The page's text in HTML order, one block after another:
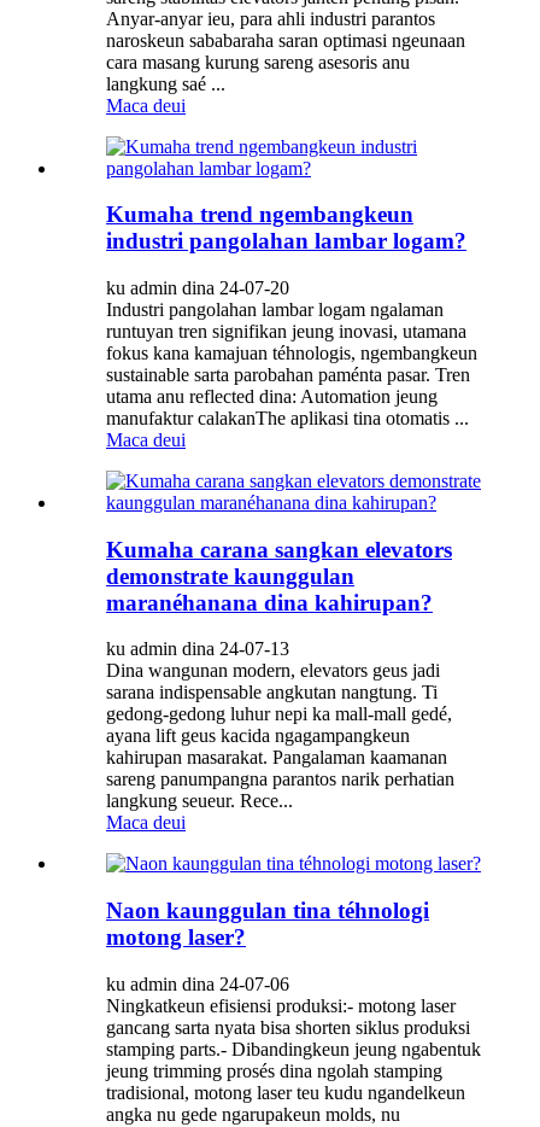
Anyar-anyar ieu, para ahli industri parantos
naroskeun sababaraha saran optimasi ngeunaan
cara masang kurung sareng asesoris anu
langkung saé ...
Maca deui
Kumaha trend ngembangkeun
industri pangolahan lambar logam?
ku admin dina 24-07-20
Industri pangolahan lambar logam ngalaman
runtuyan tren signifikan jeung inovasi, utamana
fokus kana kamajuan téhnologis, ngembangkeun
sustainable sarta parobahan paménta pasar. Tren
utama anu reflected dina: Automation jeung
manufaktur calakanThe aplikasi tina otomatis ...
Maca deui
Kumaha carana sangkan elevators
demonstrate kaunggulan
maranéhanana dina kahirupan?
ku admin dina 24-07-13
Dina wangunan modern, elevators geus jadi
sarana indispensable angkutan nangtung. Ti
gedong-gedong luhur nepi ka mall-mall gedé,
ayana lift geus kacida ngagampangkeun
kahirupan masarakat. Pangalaman kaamanan
sareng panumpangna parantos narik perhatian
langkung seueur. Rece...
Maca deui
Naon kaunggulan tina téhnologi
motong laser?
ku admin dina 24-07-06
Ningkatkeun efisiensi produksi:- motong laser
gancang sarta nyata bisa shorten siklus produksi
stamping parts.- Dibandingkeun jeung ngabentuk
jeung trimming prosés dina ngolah stamping
tradisional, motong laser teu kudu ngandelkeun
angka nu gede ngarupakeun molds, nu